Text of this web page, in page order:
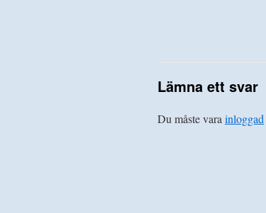
Lämna ett svar
Du måste vara inloggad